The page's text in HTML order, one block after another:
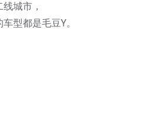
城市，
型都是毛豆Y。